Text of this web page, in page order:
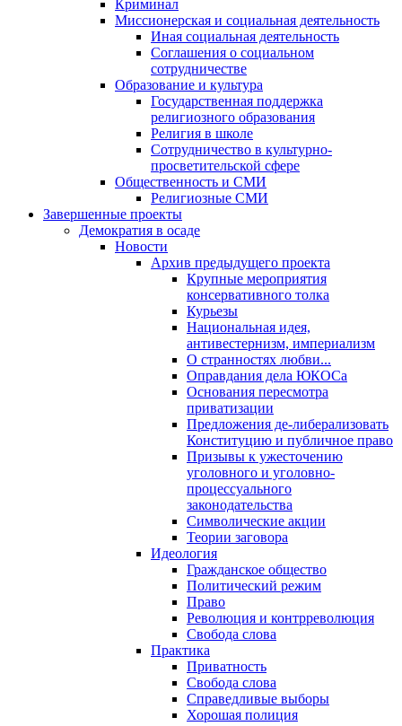
Криминал
Миссионерская и социальная деятельность
Иная социальная деятельность
Соглашения о социальном
сотрудничестве
Образование и культура
Государственная поддержка
религиозного образования
Религия в школе
Сотрудничество в культурно-
просветительской сфере
Общественность и СМИ
Религиозные СМИ
Завершенные проекты
Демократия в осаде
Новости
Архив предыдущего проекта
Крупные мероприятия
консервативного толка
Курьезы
Национальная идея,
антивестернизм, империализм
О странностях любви...
Оправдания дела ЮКОСа
Основания пересмотра
приватизации
Предложения де-либерализовать
Конституцию и публичное право
Призывы к ужесточению
уголовного и уголовно-
процессуального
законодательства
Символические акции
Теории заговора
Идеология
Гражданское общество
Политический режим
Право
Революция и контрреволюция
Свобода слова
Практика
Приватность
Свобода слова
Справедливые выборы
Хорошая полиция